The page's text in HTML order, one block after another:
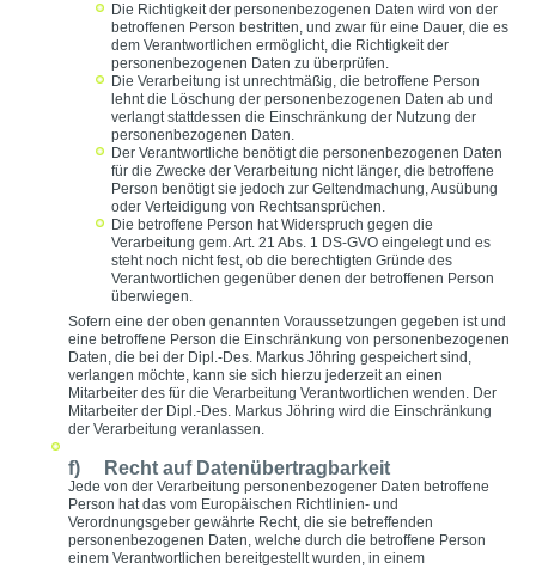
Die Richtigkeit der personenbezogenen Daten wird von der
betroffenen Person bestritten, und zwar für eine Dauer, die es
dem Verantwortlichen ermöglicht, die Richtigkeit der
personenbezogenen Daten zu überprüfen.
Die Verarbeitung ist unrechtmäßig, die betroffene Person
lehnt die Löschung der personenbezogenen Daten ab und
verlangt stattdessen die Einschränkung der Nutzung der
personenbezogenen Daten.
Der Verantwortliche benötigt die personenbezogenen Daten
für die Zwecke der Verarbeitung nicht länger, die betroffene
Person benötigt sie jedoch zur Geltendmachung, Ausübung
oder Verteidigung von Rechtsansprüchen.
Die betroffene Person hat Widerspruch gegen die
Verarbeitung gem. Art. 21 Abs. 1 DS-GVO eingelegt und es
steht noch nicht fest, ob die berechtigten Gründe des
Verantwortlichen gegenüber denen der betroffenen Person
überwiegen.
Sofern eine der oben genannten Voraussetzungen gegeben ist und
eine betroffene Person die Einschränkung von personenbezogenen
Daten, die bei der Dipl.-Des. Markus Jöhring gespeichert sind,
verlangen möchte, kann sie sich hierzu jederzeit an einen
Mitarbeiter des für die Verarbeitung Verantwortlichen wenden. Der
Mitarbeiter der Dipl.-Des. Markus Jöhring wird die Einschränkung
der Verarbeitung veranlassen.
f) Recht auf Datenübertragbarkeit
Jede von der Verarbeitung personenbezogener Daten betroffene
Person hat das vom Europäischen Richtlinien- und
Verordnungsgeber gewährte Recht, die sie betreffenden
personenbezogenen Daten, welche durch die betroffene Person
einem Verantwortlichen bereitgestellt wurden, in einem